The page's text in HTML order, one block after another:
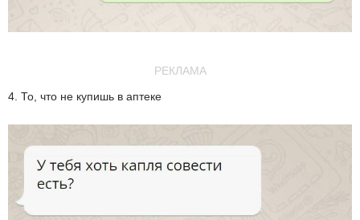
РЕКЛАМА
4. То, что не купишь в аптеке